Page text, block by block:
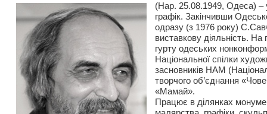
(Нар. 25.08.1949, Одеса) –
графік. Закінчивши
одразу (з 1976 року)
виставкову діяльність.
гурту одеських
Національної спілки
засновників НАМ
творчого об’єднання
«Мамай».
Працює в ділянках